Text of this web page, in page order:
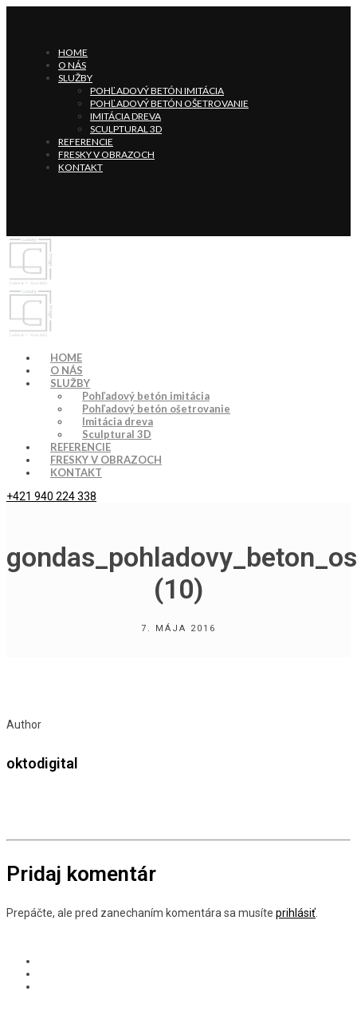
HOME
O NÁS
SLUŽBY
POHĽADOVÝ BETÓN IMITÁCIA
POHĽADOVÝ BETÓN OŠETROVANIE
IMITÁCIA DREVA
SCULPTURAL 3D
REFERENCIE
FRESKY V OBRAZOCH
KONTAKT
HOME
O NÁS
SLUŽBY
Pohľadový betón imitácia
Pohľadový betón ošetrovanie
Imitácia dreva
Sculptural 3D
REFERENCIE
FRESKY V OBRAZOCH
KONTAKT
+421 940 224 338
(10)
7. MÁJA 2016
Author
oktodigital
Pridaj komentár
Prepáčte, ale pred zanechaním komentára sa musíte prihlásiť